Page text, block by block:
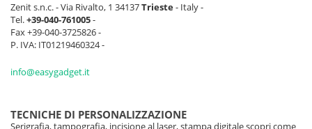
Zenit s.n.c. - Via Rivalto, 1 34137Trieste- Italy -
Tel.+39-040-761005-
Fax +39-040-3725826 -
P. IVA: IT01219460324 -
info@easygadget.it
TECNICHE DI PERSONALIZZAZIONE
Serigrafia, tampografia, incisione al laser, stampa digitale scopri come